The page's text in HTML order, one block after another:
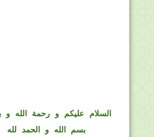
السلام عليكم و رحمة الله و
بسم الله و الحمد لله